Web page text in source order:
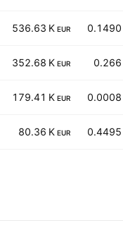
536.63 K EUR 0.1490
352.68 K EUR 0.266
179.41 K EUR 0.0008
80.36 K EUR 0.4495